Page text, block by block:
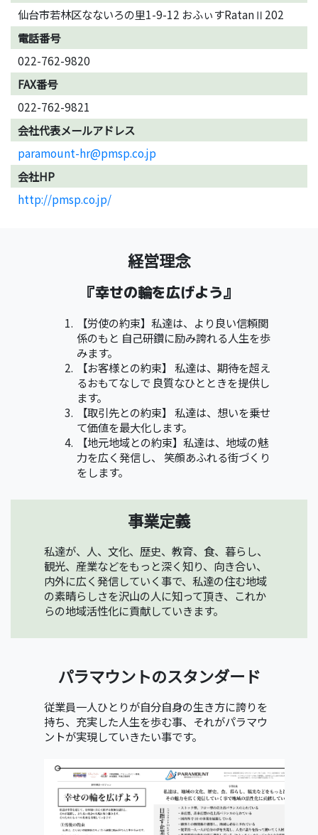
仙台市若林区なないろの里1-9-12 おふぃすRatanⅡ202
電話番号
022-762-9820
FAX番号
022-762-9821
会社代表メールアドレス
paramount-hr@pmsp.co.jp
会社HP
http://pmsp.co.jp/
経営理念
『幸せの輪を広げよう』
【労使の約束】私達は、より良い信頼関
係のもと 自己研鑽に励み誇れる人生を歩
みます。
【お客様との約束】 私達は、期待を超え
るおもてなしで 良質なひとときを提供し
ます。
【取引先との約束】 私達は、想いを乗せ
て価値を最大化します。
【地元地域との約束】私達は、地域の魅
力を広く発信し、 笑顔あふれる街づくり
をします。
事業定義
私達が、人、文化、歴史、教育、食、暮らし、
観光、産業などをもっと深く知り、向き合い、
内外に広く発信していく事で、私達の住む地域
の素晴らしさを沢山の人に知って頂き、これか
らの地域活性化に貢献していきます。
パラマウントのスタンダード
従業員一人ひとりが自分自身の生き方に誇りを
持ち、充実した人生を歩む事、それがパラマウ
ントが実現していきたい事です。